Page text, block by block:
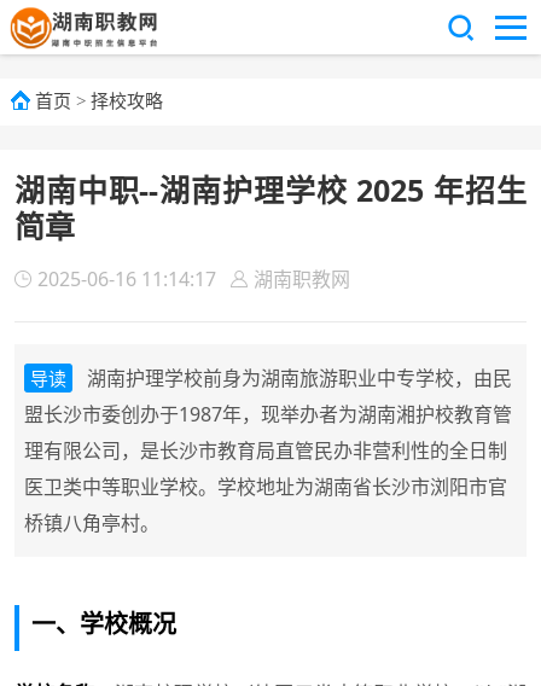
首页 > 择校攻略
湖南中职--湖南护理学校 2025 年招生
简章
2025-06-16 11:14:17 湖南职教网
导读
湖南护理学校前身为湖南旅游职业中专学校，由民
盟长沙市委创办于1987年，现举办者为湖南湘护校教育管
理有限公司，是长沙市教育局直管民办非营利性的全日制
医卫类中等职业学校。学校地址为湖南省长沙市浏阳市官
桥镇八角亭村。
一、学校概况